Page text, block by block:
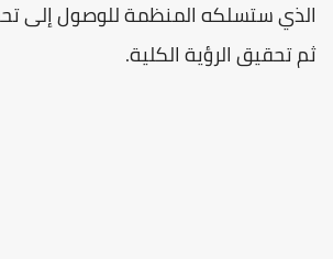
الذي ستسلكه المنظمة للوصول إلى
ثم تحقيق الرؤية الكلية.